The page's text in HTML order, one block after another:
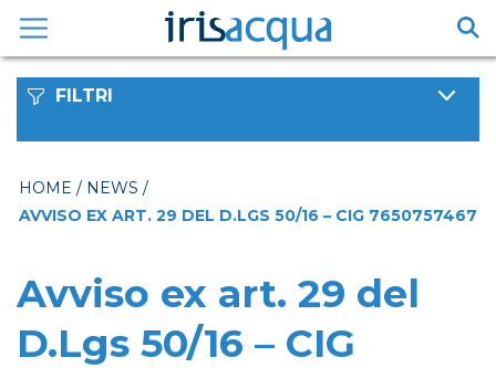
contenuto
FILTRI
HOME / NEWS /
AVVISO EX ART. 29 DEL D.LGS 50/16 – CIG 7650757467
Avviso ex art. 29 del
D.Lgs 50/16 – CIG